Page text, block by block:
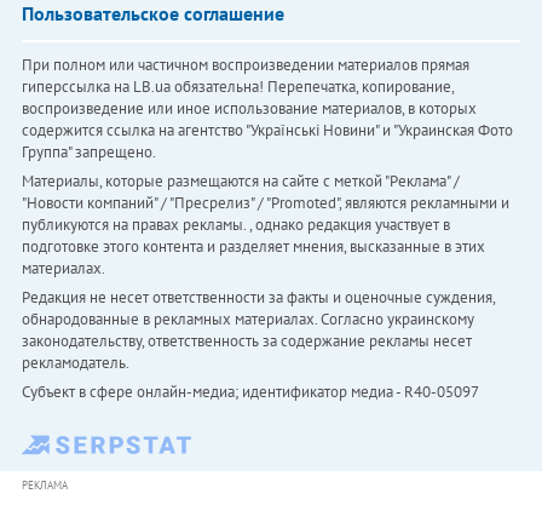
Пользовательское соглашение
При полном или частичном воспроизведении материалов прямая
гиперссылка на LB.ua обязательна! Перепечатка, копирование,
воспроизведение или иное использование материалов, в которых
содержится ссылка на агентство "Українськi Новини" и "Украинская Фото
Группа" запрещено.
Материалы, которые размещаются на сайте с меткой "Реклама" /
"Новости компаний" / "Пресрелиз" / "Promoted", являются рекламными и
публикуются на правах рекламы. , однако редакция участвует в
подготовке этого контента и разделяет мнения, высказанные в этих
материалах.
Редакция не несет ответственности за факты и оценочные суждения,
обнародованные в рекламных материалах. Согласно украинскому
законодательству, ответственность за содержание рекламы несет
рекламодатель.
Субъект в сфере онлайн-медиа; идентификатор медиа - R40-05097
РЕКЛАМА